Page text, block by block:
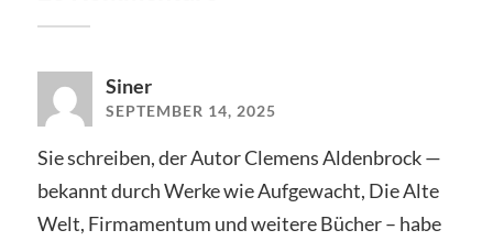
Siner
SEPTEMBER 14, 2025
Sie schreiben, der Autor Clemens Aldenbrock —
bekannt durch Werke wie Aufgewacht, Die Alte
Welt, Firmamentum und weitere Bücher – habe